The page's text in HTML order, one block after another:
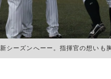
新シーズンへーー。指揮官の想い